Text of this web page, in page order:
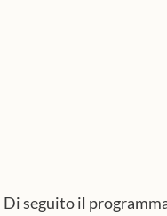
Di seguito il